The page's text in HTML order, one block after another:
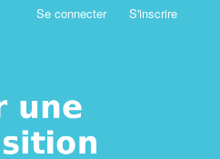
Se connecter S'inscrire